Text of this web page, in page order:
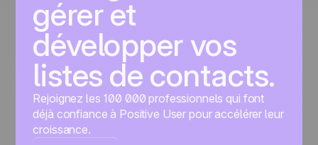
gérer et
développer vos
listes de contacts.
Rejoignez les 100 000 professionnels qui font
déjà confiance à Positive User pour accélérer leur
croissance.